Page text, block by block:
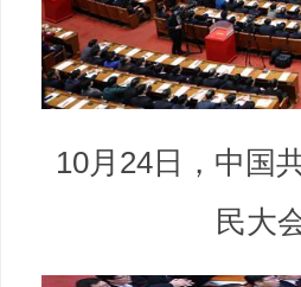
10月24日，中国
民大